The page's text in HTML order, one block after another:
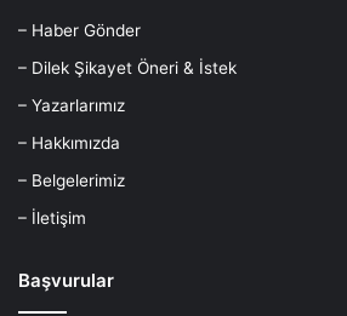
– Haber Gönder
– Dilek Şikayet Öneri & İstek
– Yazarlarımız
– Hakkımızda
– Belgelerimiz
– İletişim
Başvurular